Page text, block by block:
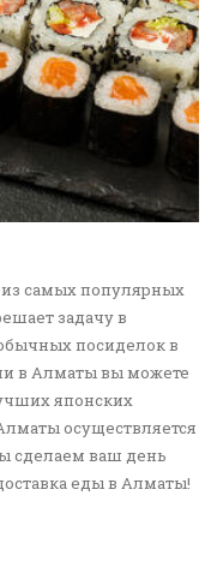
самых популярных
задачу в
посиделок в
в Алматы вы можете
японских
осуществляется
сделаем ваш день
еды в Алматы!